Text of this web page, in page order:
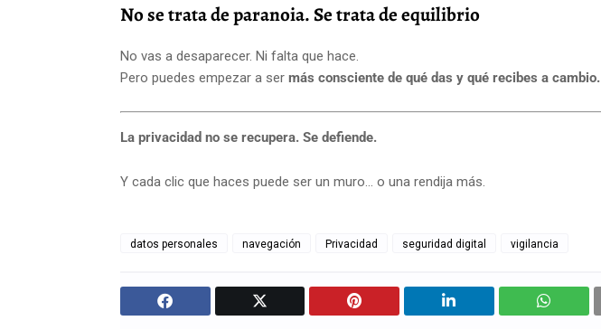
No se trata de paranoia. Se trata de equilibrio
No vas a desaparecer. Ni falta que hace.
Pero puedes empezar a ser más consciente de qué das y qué recibes a cambio.
La privacidad no se recupera. Se defiende.
Y cada clic que haces puede ser un muro… o una rendija más.
datos personales navegación Privacidad seguridad digital vigilancia